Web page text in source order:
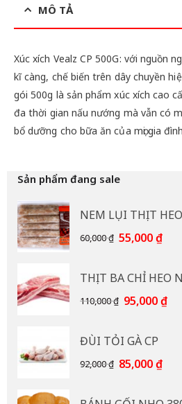
MÔ TẢ
Xúc xích Vealz CP 500G: với nguồn
kĩ càng, chế biến trên dây chuyền
gói 500g là sản phẩm xúc xích cao
đa thời gian nấu nướng mà vẫn có
bổ dưỡng cho bữa ăn của mọi gia
Sản phẩm đang sale
NEM LỤI THỊT
60,000₫ Giá
60,000 ₫.
55,000₫Giá
là:
THỊT BA CHỈ HEO
110,000₫ Giá
110,000 ₫.
95,000₫Giá
ĐÙI TỎI GÀ CP
92,000₫ Giá
85,000₫Giá